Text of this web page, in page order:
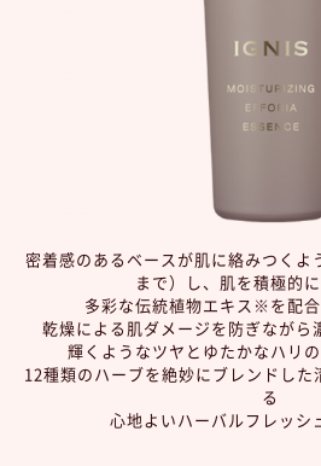
密着感のあるベースが肌に絡みつく
まで）し、肌を積極的に
多彩な伝統植物エキス※を配合
乾燥による肌ダメージを防ぎながら
輝くようなツヤとゆたかなハリ
12種類のハーブを絶妙にブレンドし
る
心地よいハーバルフレッシ